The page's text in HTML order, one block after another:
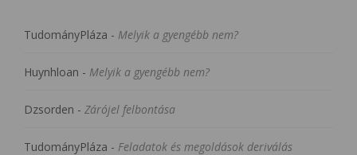
TudományPláza - Melyik a gyengébb nem?
Huynhloan - Melyik a gyengébb nem?
Dzsorden - Zárójel felbontása
TudományPláza - Feladatok és megoldások deriválás